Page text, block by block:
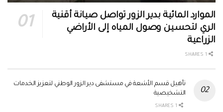
الموارد المائية بدير الزور تواصل صيانة أقنية
الري لتحسين وصول المياه إلى الأراضي
الزراعية
تأهيل قسم الأشعة في مستشفى دير الزور الوطني لتعزيز الخدمات
التشخيصية